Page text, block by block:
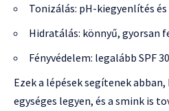
Tonizálás: pH-kiegyenlítés
Hidratálás: könnyű, gyorsan
Fényvédelem: legalább SPF
Ezek a lépések segítenek
egységes legyen, és a smink is